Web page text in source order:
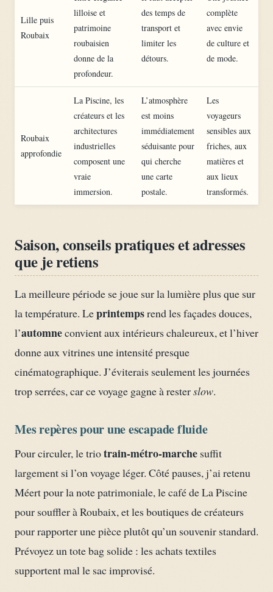
Lille puis
Roubaix
lilloise et
patrimoine
roubaisien
donne de la
profondeur.
des temps de
transport et
limiter les
détours.
complète
avec envie
de culture et
de mode.
Roubaix
approfondie
La Piscine, les
créateurs et les
architectures
industrielles
composent une
vraie
immersion.
L’atmosphère
est moins
immédiatement
séduisante pour
qui cherche
une carte
postale.
Les
voyageurs
sensibles aux
friches, aux
matières et
aux lieux
transformés.
Saison, conseils pratiques et adresses
que je retiens
La meilleure période se joue sur la lumière plus que sur
la température. Leprintempsrend les façades douces,
l’automneconvient aux intérieurs chaleureux, et l’hiver
donne aux vitrines une intensité presque
cinématographique. J’éviterais seulement les journées
trop serrées, car ce voyage gagne à resterslow.
Mes repères pour une escapade fluide
Pour circuler, le triotrain-métro-marche suffit
largement si l’on voyage léger. Côté pauses, j’ai retenu
Méert pour la note patrimoniale, le café de La Piscine
pour souffler à Roubaix, et les boutiques de créateurs
pour rapporter une pièce plutôt qu’un souvenir standard.
Prévoyez un tote bag solide : les achats textiles
supportent mal le sac improvisé.